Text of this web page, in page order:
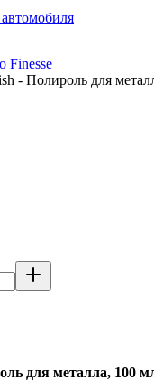
Finesse
- Полироль для
для металла, 100